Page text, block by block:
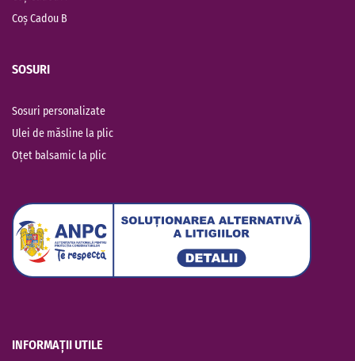
Coș Cadou B
SOSURI
Sosuri personalizate
Ulei de măsline la plic
Oțet balsamic la plic
INFORMAȚII UTILE